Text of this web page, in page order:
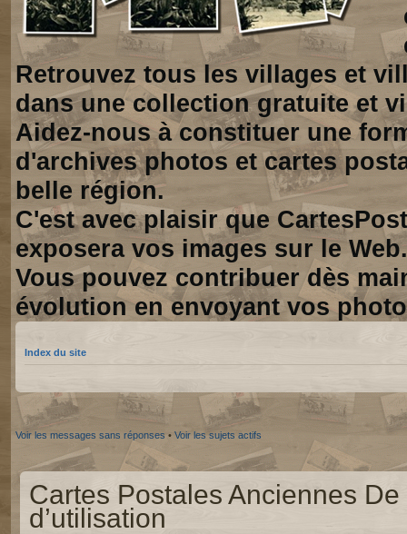
Retrouvez tous les villages et
dans une collection gratuite et
Aidez-nous à constituer une
d'archives photos et cartes
belle région.
C'est avec plaisir que
exposera vos images sur le Web.
Vous pouvez contribuer dès
évolution en envoyant vos
Index du site
Voir les messages sans réponses • Voir les sujets actifs
Cartes Postales Anciennes
d’utilisation